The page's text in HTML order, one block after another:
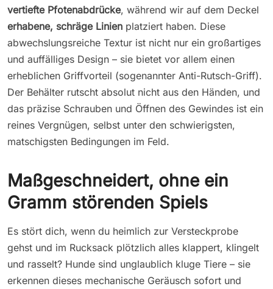
vertiefte Pfotenabdrücke, während wir auf dem Deckel
erhabene, schräge Linien platziert haben. Diese
abwechslungsreiche Textur ist nicht nur ein großartiges
und auffälliges Design – sie bietet vor allem einen
erheblichen Griffvorteil (sogenannter Anti-Rutsch-Griff).
Der Behälter rutscht absolut nicht aus den Händen, und
das präzise Schrauben und Öffnen des Gewindes ist ein
reines Vergnügen, selbst unter den schwierigsten,
matschigsten Bedingungen im Feld.
Maßgeschneidert, ohne ein
Gramm störenden Spiels
Es stört dich, wenn du heimlich zur Versteckprobe
gehst und im Rucksack plötzlich alles klappert, klingelt
und rasselt? Hunde sind unglaublich kluge Tiere – sie
erkennen dieses mechanische Geräusch sofort und